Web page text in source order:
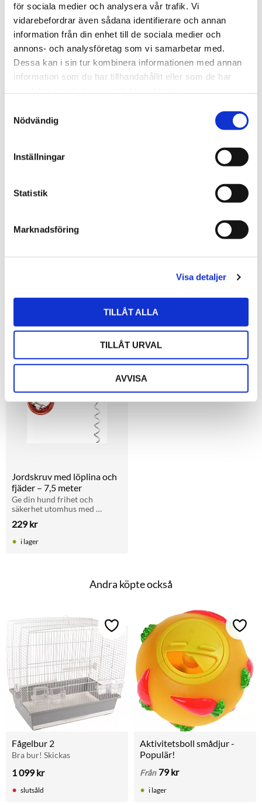
för sociala medier och analysera vår trafik. Vi
vidarebefordrar även sådana identifierare och annan
information från din enhet till de sociala medier och
annons- och analysföretag som vi samarbetar med.
Dessa kan i sin tur kombinera informationen med annan
information som du har tillhandahållit eller som de har
Nödvändig
Inställningar
Statistik
Marknadsföring
Visa detaljer
TILLÅT ALLA
TILLÅT URVAL
AVVISA
Spårlina
5, 10 och 15 meter
i lager
Kanarienäste Finkbo
Bo i flätad bambu och kokos
Håller värmen och
ruvning och förhindrar
i lager
Catnip djur till katt
Djur i gummiband med bjällra.
35 kr
i lager
Jordskruv med löplina och
fjäder – 7,5 meter
Ge din hund frihet och
säkerhet utomhus med
för trädgård, camping och
utflykter.
229kr
Lägg till i favoriter
i lager
Andra köpte också
Fågelbur 2
Bra bur! Skickas
1 099kr
Lägg till i favoriter
slutsåld
Aktivitetsboll smådjur -
Populär!
Från 79kr
Lägg
i lager